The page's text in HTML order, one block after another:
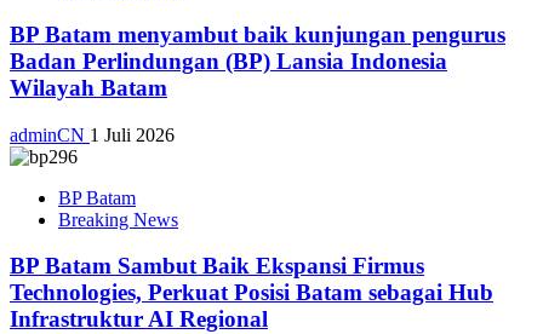
BP Batam menyambut baik kunjungan pengurus
Badan Perlindungan (BP) Lansia Indonesia
Wilayah Batam
adminCN 1 Juli 2026
BP Batam
Breaking News
BP Batam Sambut Baik Ekspansi Firmus
Technologies, Perkuat Posisi Batam sebagai Hub
Infrastruktur AI Regional